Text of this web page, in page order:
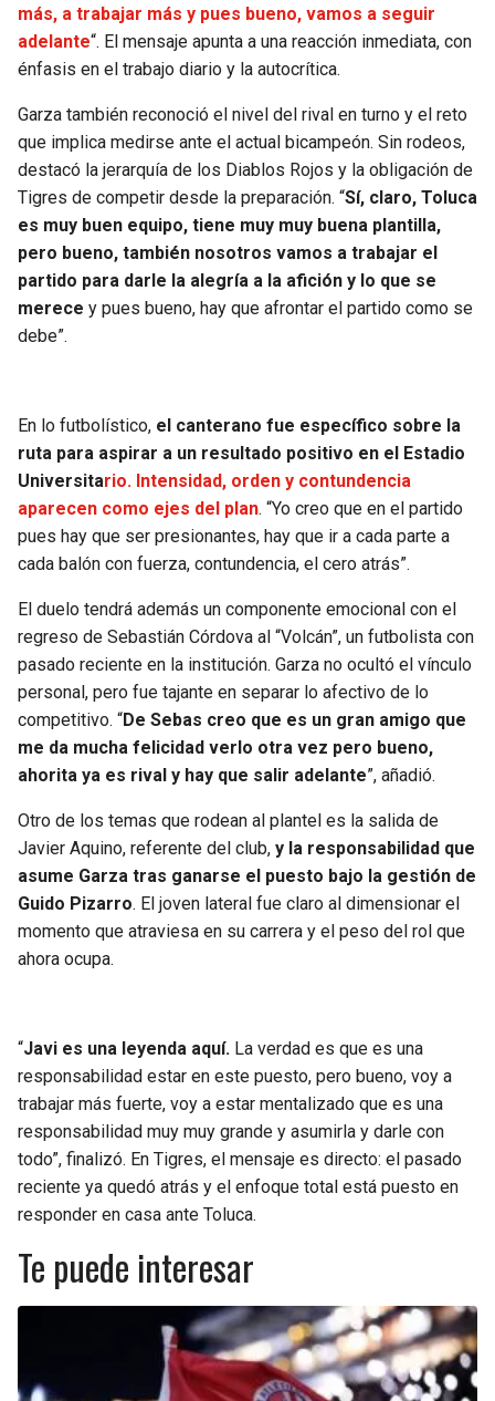
BUCCANEERS
más, a trabajar más y pues bueno, vamos a seguir
adelante“. El mensaje apunta a una reacción inmediata, con
énfasis en el trabajo diario y la autocrítica.
Garza también reconoció el nivel del rival en turno y el reto
que implica medirse ante el actual bicampeón. Sin rodeos,
destacó la jerarquía de los Diablos Rojos y la obligación de
Tigres de competir desde la preparación. “Sí, claro, Toluca
es muy buen equipo, tiene muy muy buena plantilla,
pero bueno, también nosotros vamos a trabajar el
partido para darle la alegría a la afición y lo que se
merece y pues bueno, hay que afrontar el partido como se
debe”.
En lo futbolístico, el canterano fue específico sobre la
ruta para aspirar a un resultado positivo en el Estadio
Universitario. Intensidad, orden y contundencia
aparecen como ejes del plan. “Yo creo que en el partido
pues hay que ser presionantes, hay que ir a cada parte a
cada balón con fuerza, contundencia, el cero atrás”.
El duelo tendrá además un componente emocional con el
regreso de Sebastián Córdova al “Volcán”, un futbolista con
pasado reciente en la institución. Garza no ocultó el vínculo
personal, pero fue tajante en separar lo afectivo de lo
competitivo. “De Sebas creo que es un gran amigo que
me da mucha felicidad verlo otra vez pero bueno,
ahorita ya es rival y hay que salir adelante”, añadió.
Otro de los temas que rodean al plantel es la salida de
Javier Aquino, referente del club, y la responsabilidad que
asume Garza tras ganarse el puesto bajo la gestión de
Guido Pizarro. El joven lateral fue claro al dimensionar el
momento que atraviesa en su carrera y el peso del rol que
ahora ocupa.
“Javi es una leyenda aquí. La verdad es que es una
responsabilidad estar en este puesto, pero bueno, voy a
trabajar más fuerte, voy a estar mentalizado que es una
responsabilidad muy muy grande y asumirla y darle con
todo”, finalizó. En Tigres, el mensaje es directo: el pasado
reciente ya quedó atrás y el enfoque total está puesto en
responder en casa ante Toluca.
Te puede interesar